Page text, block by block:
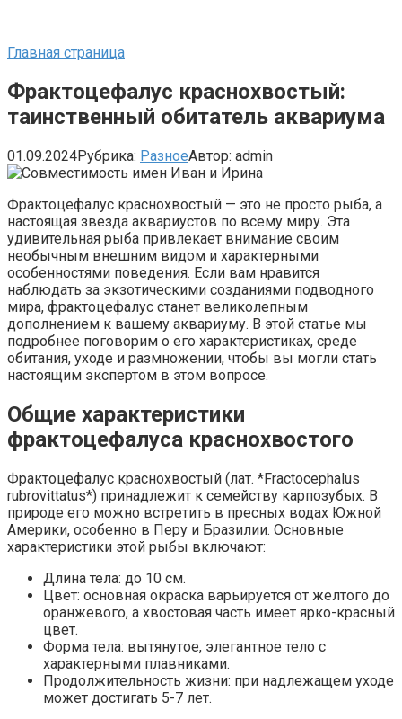
Главная страница
Фрактоцефалус краснохвостый:
таинственный обитатель аквариума
01.09.2024Рубрика: РазноеАвтор: admin
Фрактоцефалус краснохвостый — это не просто рыба, а
настоящая звезда аквариустов по всему миру. Эта
удивительная рыба привлекает внимание своим
необычным внешним видом и характерными
особенностями поведения. Если вам нравится
наблюдать за экзотическими созданиями подводного
мира, фрактоцефалус станет великолепным
дополнением к вашему аквариуму. В этой статье мы
подробнее поговорим о его характеристиках, среде
обитания, уходе и размножении, чтобы вы могли стать
настоящим экспертом в этом вопросе.
Общие характеристики
фрактоцефалуса краснохвостого
Фрактоцефалус краснохвостый (лат. *Fractocephalus
rubrovittatus*) принадлежит к семейству карпозубых. В
природе его можно встретить в пресных водах Южной
Америки, особенно в Перу и Бразилии. Основные
характеристики этой рыбы включают:
Длина тела: до 10 см.
Цвет: основная окраска варьируется от желтого до
оранжевого, а хвостовая часть имеет ярко-красный
цвет.
Форма тела: вытянутое, элегантное тело с
характерными плавниками.
Продолжительность жизни: при надлежащем уходе
может достигать 5-7 лет.